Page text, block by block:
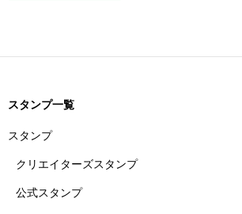
スタンプ一覧
スタンプ
クリエイターズスタンプ
公式スタンプ